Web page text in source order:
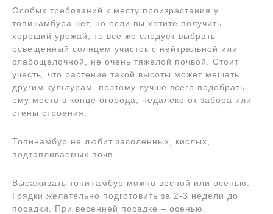
Особых требований к месту произрастания у
топинамбура нет, но если вы хотите получить
хороший урожай, то все же следует выбрать
освещенный солнцем участок с нейтральной или
слабощелочной, не очень тяжелой почвой. Стоит
учесть, что растение такой высоты может мешать
другим культурам, поэтому лучше всего подобрать
ему место в конце огорода, недалеко от забора или
стены строения.
Топинамбур не любит засоленных, кислых,
подтапливаемых почв.
Высаживать топинамбур можно весной или осенью.
Грядки желательно подготовить за 2-3 недели до
посадки. При весенней посадке – осенью.